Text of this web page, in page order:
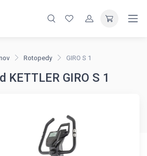
Rotopedy GIRO S 1
KETTLER GIRO S 1